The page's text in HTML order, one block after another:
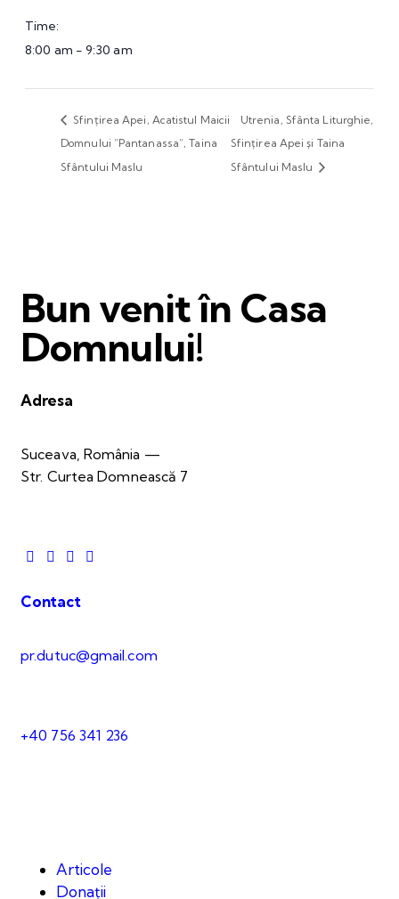
Time:
8:00 am - 9:30 am
Sfințirea Apei, Acatistul Maicii
Domnului ”Pantanassa”, Taina
Sfântului Maslu
Utrenia, Sfânta Liturghie,
Sfințirea Apei și Taina
Sfântului Maslu
Bun venit în Casa
Domnului!
Adresa
Suceava, România —
Str. Curtea Domnească 7
Contact
pr.dutuc@gmail.com
+40 756 341 236
Articole
Donații